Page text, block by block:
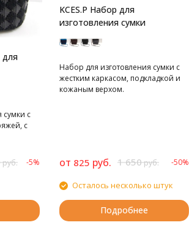
для
сумки с
с
руб. -5%
KCES.P Набор для
изготовления сумки
Набор для изготовления сумки с
жестким каркасом, подкладкой и
кожаным верхом.
от 825 руб. 1 650руб. -50%
Осталось несколько штук
Подробнее